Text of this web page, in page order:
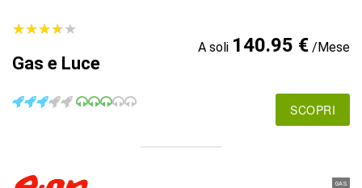
★★★★★
★★★★★
Gas e Luce
A soli 140.95 €/Mese
SCOPRI
GAS